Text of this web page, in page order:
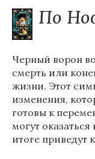
По
Черный ворон
смерть или
жизни. Этот
изменения,
готовы к
могут
итоге приведут